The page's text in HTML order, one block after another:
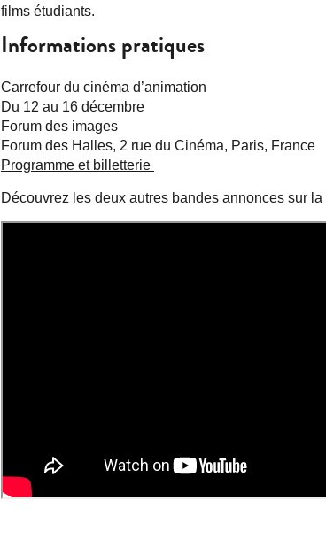
films étudiants.
Informations pratiques
Carrefour du cinéma d’animation
Du 12 au 16 décembre
Forum des images
Forum des Halles, 2 rue du Cinéma, Paris, France
Programme et billetterie
Découvrez les deux autres bandes annonces sur la